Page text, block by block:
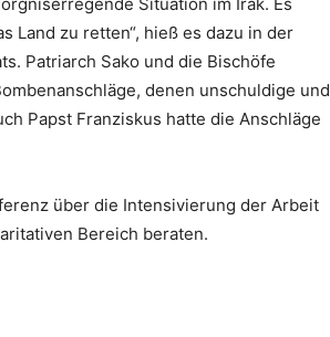
Land zu retten“, hieß es dazu in der
Patriarch Sako und die Bischöfe
denen unschuldige und
Papst Franziskus hatte die Anschläge
über die Intensivierung der Arbeit
Bereich beraten.